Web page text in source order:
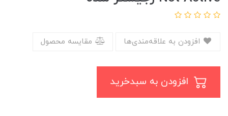
مقایسه محصول